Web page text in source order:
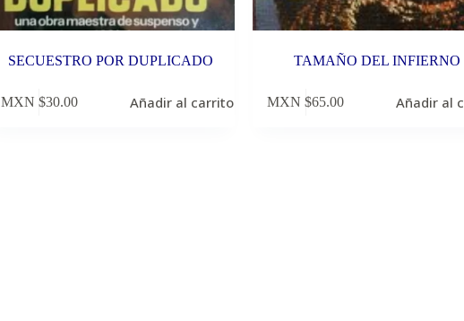
SECUESTRO POR DUPLICADO
MXN $30.00 Añadir al carrito
TAMAÑO DEL INFIERNO
MXN $65.00 Añadir al